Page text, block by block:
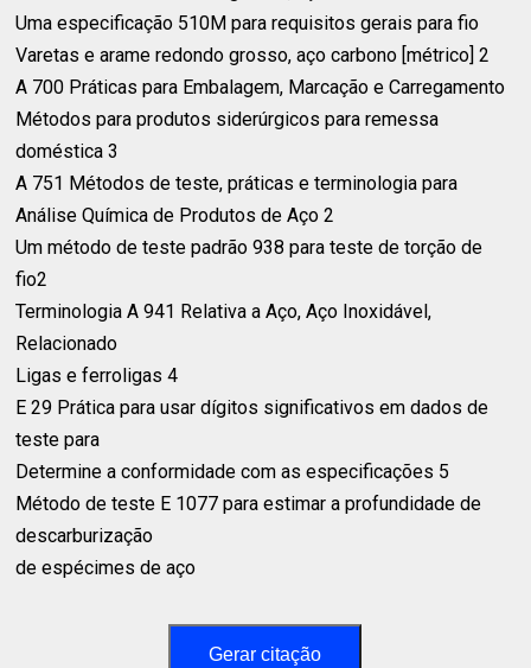
Uma especificação 510M para requisitos gerais para fio⁣
Varetas e arame redondo grosso, aço carbono [métrico] 2⁣
A 700 Práticas para Embalagem, Marcação e Carregamento⁣
Métodos para produtos siderúrgicos para remessa
doméstica 3⁣
A 751 Métodos de teste, práticas e terminologia para⁣
Análise Química de Produtos de Aço 2⁣
Um método de teste padrão 938 para teste de torção de
fio2⁣
Terminologia A 941 Relativa a Aço, Aço Inoxidável,
Relacionado⁣
Ligas e ferroligas 4⁣
E 29 Prática para usar dígitos significativos em dados de
teste para
Determine a conformidade com as especificações 5⁣
Método de teste E 1077 para estimar a profundidade de
descarburização⁣
de espécimes de aço
Gerar citação